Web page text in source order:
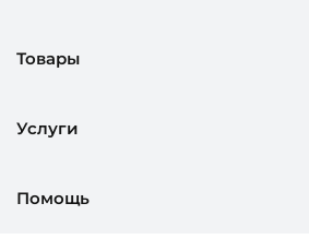
Товары
Услуги
Помощь